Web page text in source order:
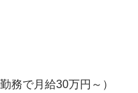
務で月給30万円～）